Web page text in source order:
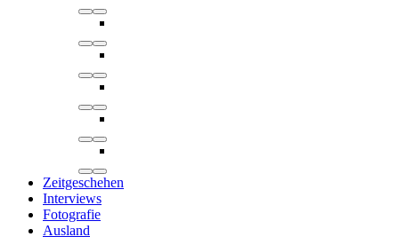
Zeitgeschehen
Interviews
Fotografie
Ausland